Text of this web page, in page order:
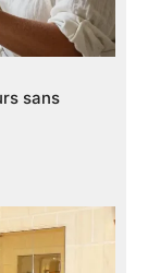
sans